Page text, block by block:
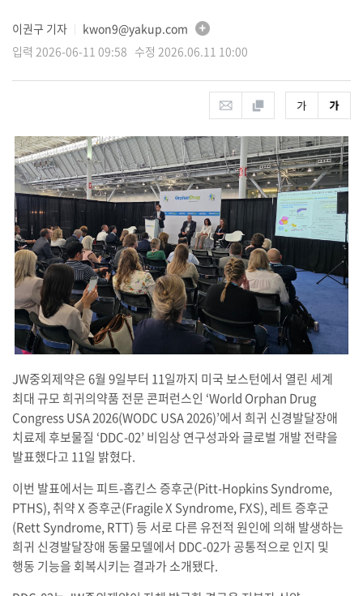
이권구 기자
kwon9@yakup.com
입력 2026-06-11 09:58 수정 2026.06.11 10:00
JW중외제약은 6월 9일부터 11일까지 미국 보스턴에서 열린 세계
최대 규모 희귀의약품 전문 콘퍼런스인 ‘World Orphan Drug
Congress USA 2026(WODC USA 2026)’에서 희귀 신경발달장애
치료제 후보물질 ‘DDC-02’ 비임상 연구성과와 글로벌 개발 전략을
발표했다고 11일 밝혔다.
이번 발표에서는 피트-홉킨스 증후군(Pitt-Hopkins Syndrome,
PTHS), 취약 X 증후군(Fragile X Syndrome, FXS), 레트 증후군
(Rett Syndrome, RTT) 등 서로 다른 유전적 원인에 의해 발생하는
희귀 신경발달장애 동물모델에서 DDC-02가 공통적으로 인지 및
행동 기능을 회복시키는 결과가 소개됐다.